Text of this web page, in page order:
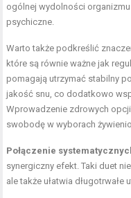
ogólnej wydolności
psychiczne.
Warto także podkreślić
które są równie ważne jak
pomagają utrzymać stabilny
jakość snu, co dodatkowo
Wprowadzenie zdrowych
swobodę w wyborach
Połączenie
synergiczny efekt. Taki duet
ale także ułatwia